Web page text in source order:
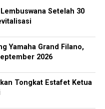
Setelah 30
Yamaha Grand Filano,
2026
Tongkat Estafet Ketua